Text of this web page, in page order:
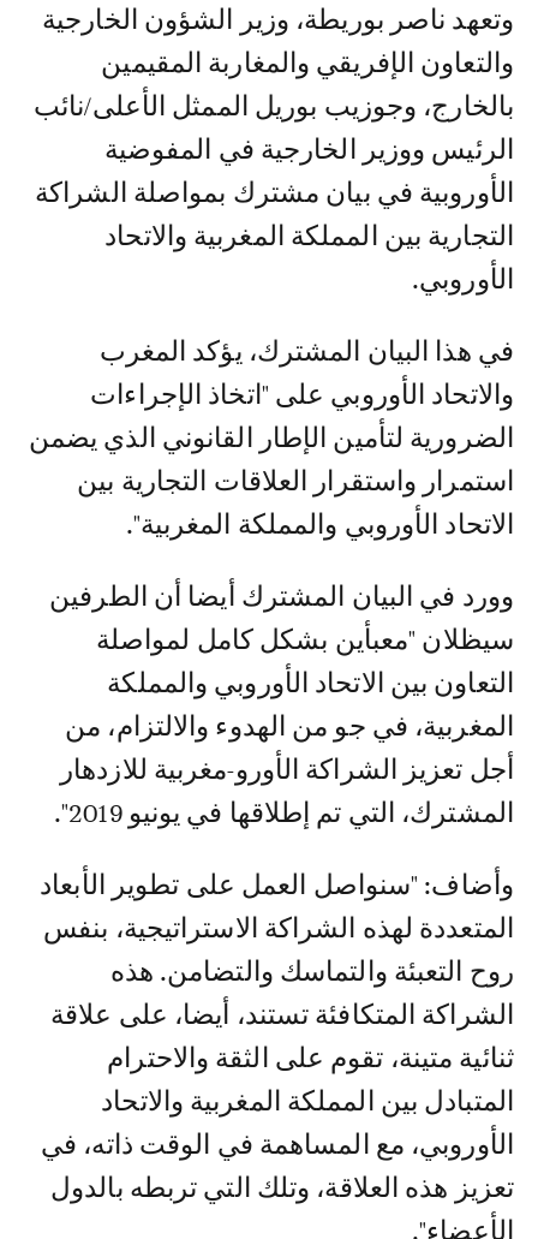
وتعهد ناصر بوريطة، وزير الشؤون الخارجية
والتعاون الإفريقي والمغاربة المقيمين
بالخارج، وجوزيب بوريل الممثل الأعلى/نائب
الرئيس ووزير الخارجية في المفوضية
الأوروبية في بيان مشترك بمواصلة الشراكة
التجارية بين المملكة المغربية والاتحاد
الأوروبي.
في هذا البيان المشترك، يؤكد المغرب
والاتحاد الأوروبي على "اتخاذ الإجراءات
الضرورية لتأمين الإطار القانوني الذي يضمن
استمرار واستقرار العلاقات التجارية بين
الاتحاد الأوروبي والمملكة المغربية".
وورد في البيان المشترك أيضا أن الطرفين
سيظلان "معبأين بشكل كامل لمواصلة
التعاون بين الاتحاد الأوروبي والمملكة
المغربية، في جو من الهدوء والالتزام، من
أجل تعزيز الشراكة الأورو-مغربية للازدهار
المشترك، التي تم إطلاقها في يونيو 2019".
وأضاف: "سنواصل العمل على تطوير الأبعاد
المتعددة لهذه الشراكة الاستراتيجية، بنفس
روح التعبئة والتماسك والتضامن. هذه
الشراكة المتكافئة تستند، أيضا، على علاقة
ثنائية متينة، تقوم على الثقة والاحترام
المتبادل بين المملكة المغربية والاتحاد
الأوروبي، مع المساهمة في الوقت ذاته، في
تعزيز هذه العلاقة، وتلك التي تربطه بالدول
الأعضاء".